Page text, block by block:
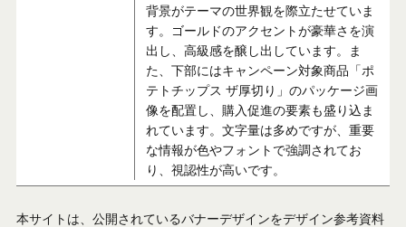
背景がテーマの世界観を際立たせていま
す。ゴールドのアクセントが豪華さを演
出し、高級感を醸し出しています。ま
た、下部にはキャンペーン対象商品「ポ
テトチップス ザ厚切り」のパッケージ画
像を配置し、購入促進の要素も盛り込ま
れています。文字量は多めですが、重要
な情報が色やフォントで強調されてお
り、視認性が高いです。
本サイトは、公開されているバナーデザインをデザイン参考資料